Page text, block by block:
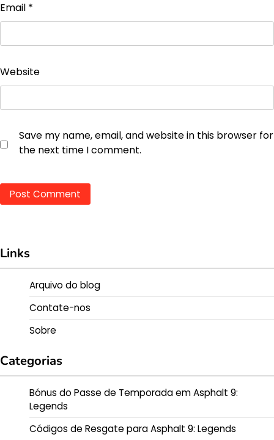
Email *
Website
Save my name, email, and website in this browser for
the next time I comment.
Links
Arquivo do blog
Contate-nos
Sobre
Categorias
Bónus do Passe de Temporada em Asphalt 9:
Legends
Códigos de Resgate para Asphalt 9: Legends